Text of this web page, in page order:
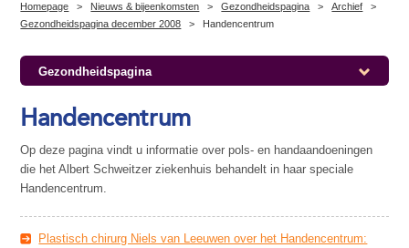
Homepage > Nieuws & bijeenkomsten > Gezondheidspagina > Archief
>
Gezondheidspagina december 2008
> Handencentrum
Gezondheidspagina
Handencentrum
Op deze pagina vindt u informatie over pols- en handaandoeningen
die het Albert Schweitzer ziekenhuis behandelt in haar speciale
Handencentrum.
Plastisch chirurg Niels van Leeuwen over het Handencentrum: